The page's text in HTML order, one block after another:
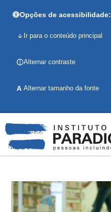
Opções de acessibilidade:
Ir para o conteúdo principal
Alternar contraste
A Alternar tamanho da fonte